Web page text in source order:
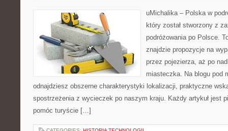
uMichalika – Polska w
który został stworzony z
podróżowania po Polsce.
znajdzie propozycje na
przez pojezierza, aż po
miasteczka. Na blogu pod
odnajdziesz obszerne charakterystyki lokalizacji, praktyczne
spostrzeżenia z wycieczek po naszym kraju. Każdy artykuł jest
pomóc turyście […]